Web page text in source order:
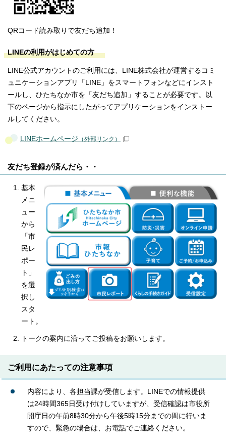
QRコード読み取りで友だち追加！
LINEの利用がはじめての方
LINE公式アカウントのご利用には、LINE株式会社が運営するコミ
ュニケーションアプリ「LINE」をスマートフォンなどにインスト
ールし、ひたちなか市を「友だち追加」することが必要です。以
下のページから指示にしたがってアプリケーションをインストー
ルしてください。
LINEホームページ （外部リンク）
友だち登録が済んだら・・
基本
メニ
ュー
から
「市
民レ
ポー
ト」
を選
択し
スタ
ート。
トークの案内に沿ってご投稿をお願いします。
ご利用にあたっての注意事項
内容により、各担当課が受信します。LINEでの情報提供
は24時間365日受け付けしていますが、受信確認は市役所
開庁日の午前8時30分から午後5時15分までの間に行いま
すので、緊急の場合は、お電話でご連絡ください。